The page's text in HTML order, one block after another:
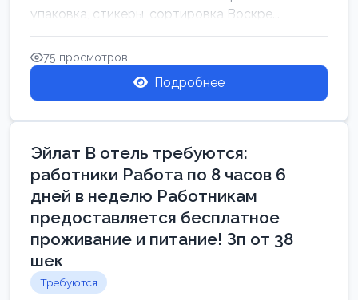
упаковка, стикеры, сортировка Воскре...
75 просмотров
Подробнее
Эйлат В отель требуются:
работники Работа по 8 часов 6
дней в неделю Работникам
предоставляется бесплатное
проживание и питание! Зп от 38
шек
Требуются